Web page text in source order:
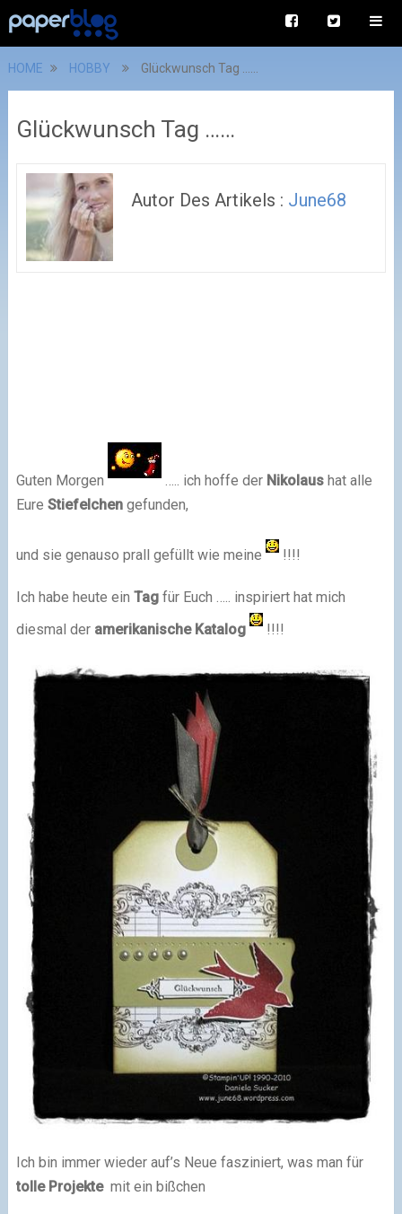
HOME HOBBY Glückwunsch Tag ……
Glückwunsch Tag ……
Autor Des Artikels : June68
Guten Morgen ….. ich hoffe der Nikolaus hat alle
Eure Stiefelchen gefunden,
und sie genauso prall gefüllt wie meine !!!!
Ich habe heute ein Tag für Euch ….. inspiriert hat mich
diesmal der amerikanische Katalog !!!!
Ich bin immer wieder auf’s Neue fasziniert, was man für
tolle Projektemit ein bißchen